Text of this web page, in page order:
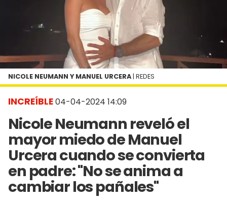
INCREÍBLE04-04-2024 14:09
Nicole Neumann reveló el
mayor miedo de Manuel
Urcera cuando se convierta
en padre: "No se anima a
cambiar los pañales"
NICOLE NEUMANN Y MANUEL URCERA | REDES